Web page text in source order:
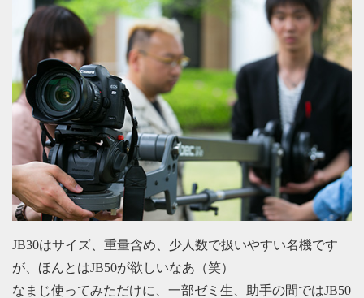
JB30はサイズ、重量含め、少人数で扱いやすい名機です
が、ほんとはJB50が欲しいなあ（笑）
なまじ使ってみただけに
、一部ゼミ生、助手の間ではJB50